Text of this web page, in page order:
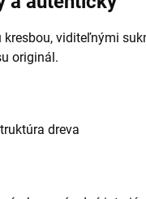
viditeľnými
originál.
dreva